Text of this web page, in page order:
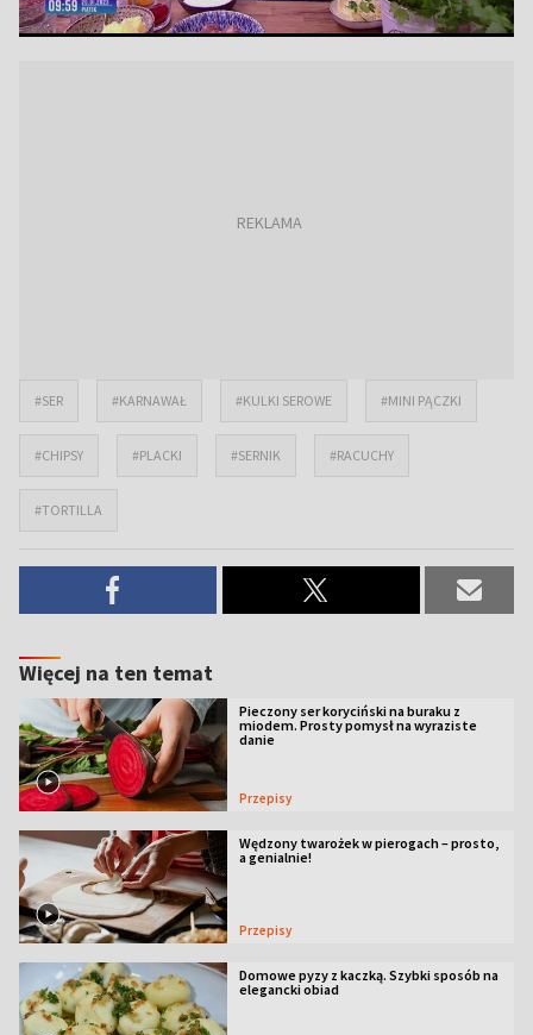
#SER #KARNAWAŁ #KULKI SEROWE #MINI PĄCZKI
#CHIPSY #PLACKI #SERNIK #RACUCHY
#TORTILLA
Więcej na ten temat
Pieczony ser koryciński na buraku z
miodem. Prosty pomysł na wyraziste
danie
Przepisy
Wędzony twarożek w pierogach – prosto,
a genialnie!
Przepisy
Domowe pyzy z kaczką. Szybki sposób na
elegancki obiad